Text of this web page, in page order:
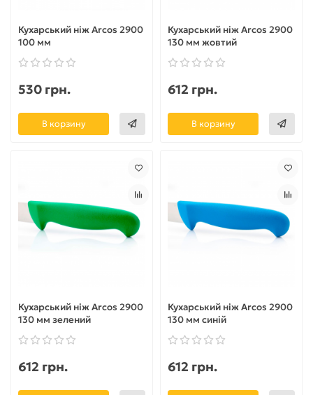
Кухарський ніж Arcos 2900
100 мм
530 грн.
В корзину
Кухарський ніж Arcos 2900
130 мм жовтий
612 грн.
В корзину
Кухарський ніж Arcos 2900
130 мм зелений
612 грн.
Кухарський ніж Arcos 2900
130 мм синій
612 грн.